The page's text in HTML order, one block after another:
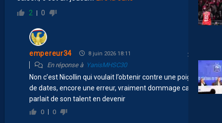
2 0
empereur34 8 juin 2026 18:11
En réponse à YanisMHSC30
Non c’est Nicollin qui voulait l’obtenir contre une poignée
de dates, encore une erreur, vraiment dommage car on
parlait de son talent en devenir
0 0